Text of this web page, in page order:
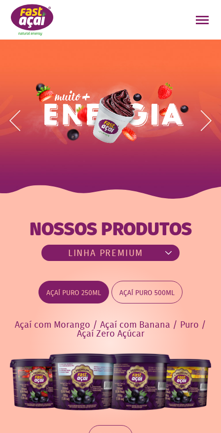
NOSSOS PRODUTOS
AÇAÍ PURO 250ML AÇAÍ PURO 500ML
Açaí com Morango / Açaí com Banana / Puro /
Açaí Zero Açúcar